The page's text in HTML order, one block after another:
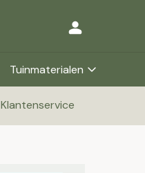
Tuinmaterialen
Klantenservice